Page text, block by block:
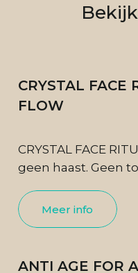
CRYSTAL FACE
FLOW
CRYSTAL FACE
geen haast. Geen
Meer info
ANTI AGE FOR